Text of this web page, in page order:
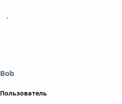
Bob
Пользователь